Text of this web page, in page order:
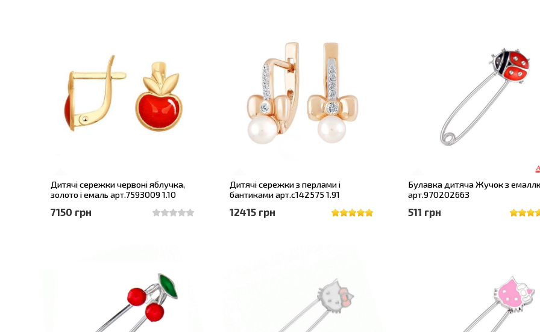
Дитячі сережки червоні яблучка,
золото і емаль арт.7593009 1.10
7150 грн
Дитячі сережки з перлами і
бантиками арт.с142575 1.91
12415 грн
Булавка дитяча Жучок з
арт.970202663
511 грн